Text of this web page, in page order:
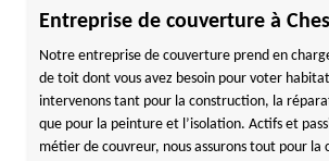
Entreprise de couverture à
Notre entreprise de couverture prend en
de toit dont vous avez besoin pour voter
intervenons tant pour la construction, la
que pour la peinture et l’isolation. Actifs et
métier de couvreur, nous assurons tout pour la